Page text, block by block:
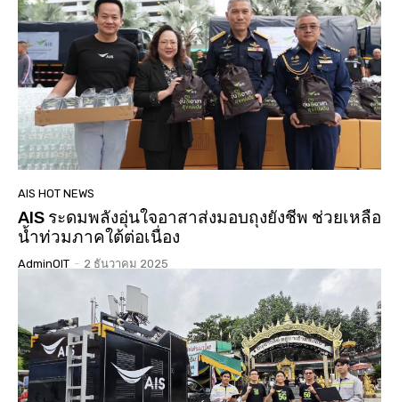
AIS HOT NEWS
AIS ระดมพลังอุ่นใจอาสาส่งมอบถุงยังชีพ ช่วยเหลือ
น้ำท่วมภาคใต้ต่อเนื่อง
AdminOIT - 2 ธันวาคม 2025